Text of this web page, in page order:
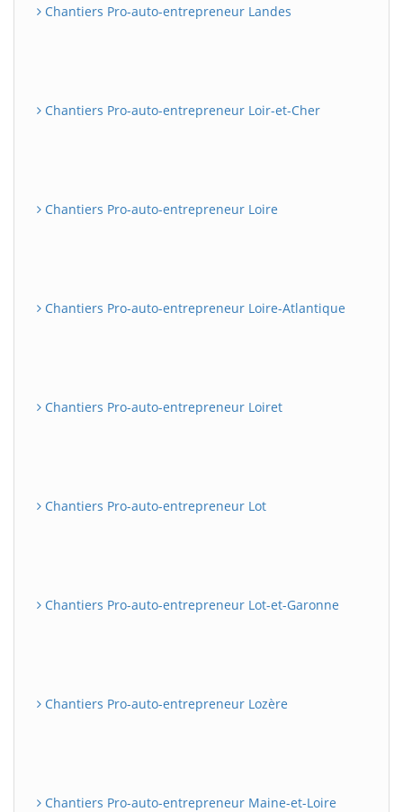
Chantiers Pro-auto-entrepreneur Landes
Chantiers Pro-auto-entrepreneur Loir-et-Cher
Chantiers Pro-auto-entrepreneur Loire
Chantiers Pro-auto-entrepreneur Loire-Atlantique
Chantiers Pro-auto-entrepreneur Loiret
Chantiers Pro-auto-entrepreneur Lot
Chantiers Pro-auto-entrepreneur Lot-et-Garonne
Chantiers Pro-auto-entrepreneur Lozère
Chantiers Pro-auto-entrepreneur Maine-et-Loire